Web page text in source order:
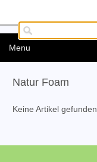
Menu
Natur Foam
Keine Artikel gefunden.